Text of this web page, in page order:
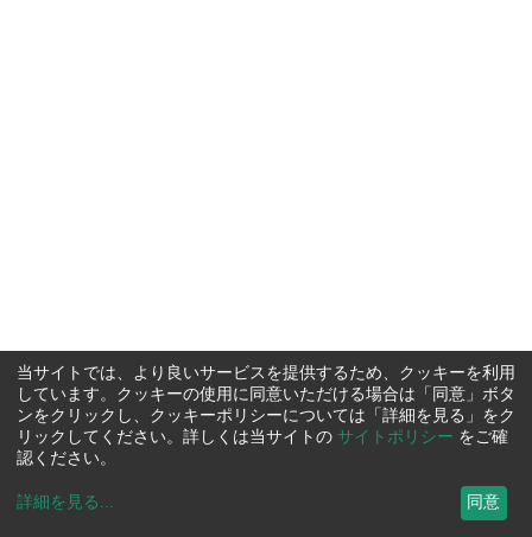
当サイトでは、より良いサービスを提供するため、クッキーを利用
しています。クッキーの使用に同意いただける場合は「同意」ボタ
ンをクリックし、クッキーポリシーについては「詳細を見る」をク
リックしてください。詳しくは当サイトの サイトポリシー をご確
認ください。
詳細を見る ... 同意